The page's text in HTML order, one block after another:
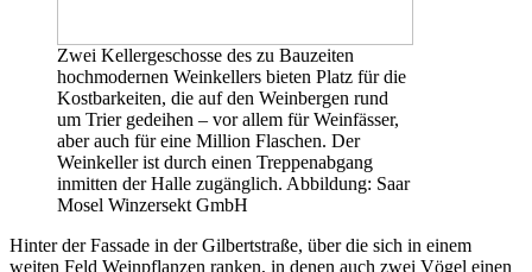
Zwei Kellergeschosse des zu Bauzeiten
hochmodernen Weinkellers bieten Platz für die
Kostbarkeiten, die auf den Weinbergen rund
um Trier gedeihen – vor allem für Weinfässer,
aber auch für eine Million Flaschen. Der
Weinkeller ist durch einen Treppenabgang
inmitten der Halle zugänglich. Abbildung: Saar
Mosel Winzersekt GmbH
Hinter der Fassade in der Gilbertstraße, über die sich in einem
weiten Feld Weinpflanzen ranken, in denen auch zwei Vögel einen